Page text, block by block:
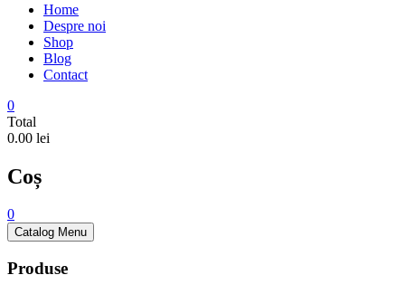
Home
Despre noi
Shop
Blog
Contact
0
Total
0.00 lei
Coș
0
Catalog Menu
Produse